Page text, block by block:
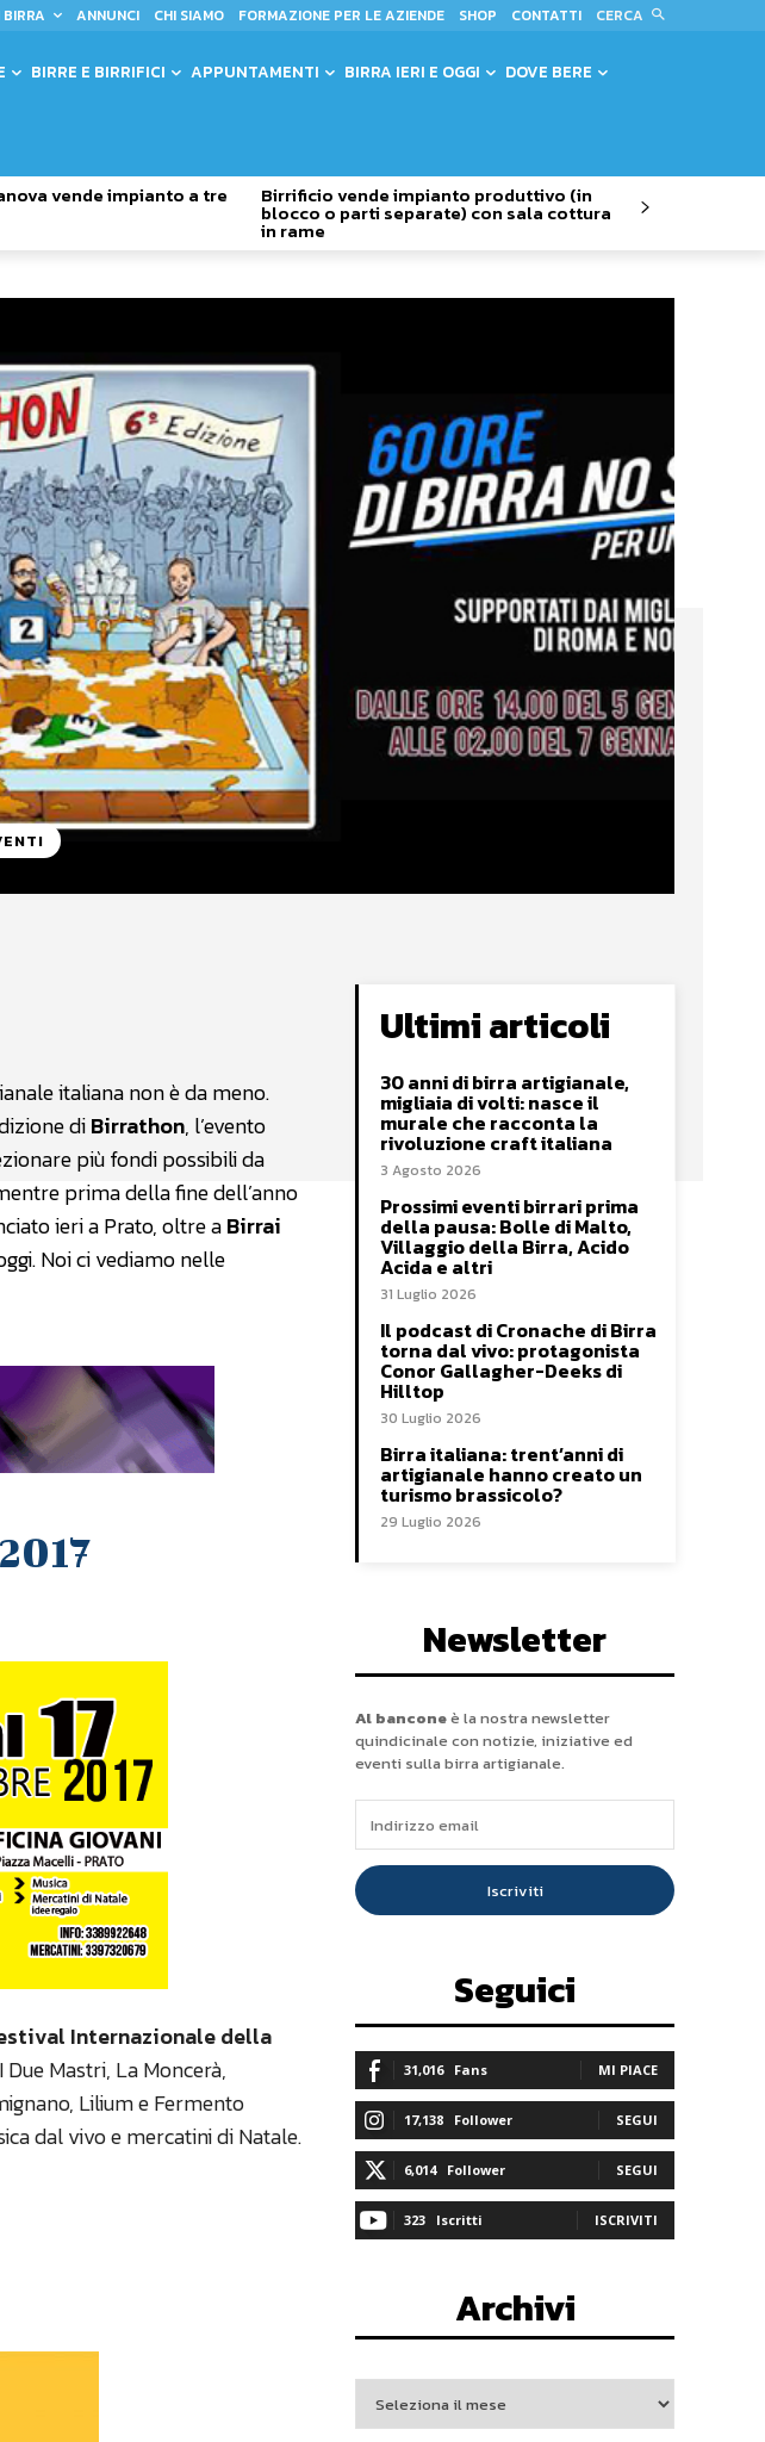
ANNUNCI CHI SIAMO FORMAZIONE PER LE AZIENDE SHOP CONTATTI CERCA
BIRRE E BIRRIFICI APPUNTAMENTI BIRRA IERI E OGGI DOVE BERE
vende impianto a tre Birrificio vende impianto produttivo (in
blocco o parti separate) con sala cottura
in rame
italiana non è da meno.
diBirrathon, l’evento
più fondi possibili da
prima della fine dell’anno
ieri a Prato, oltre aBirrai
Noi ci vediamo nelle
Internazionale della
Mastri, La Moncerà,
Lilium e Fermento
dal vivo e mercatini di Natale.
Ultimi articoli
30 anni di birra artigianale,
migliaia di volti: nasce il
murale che racconta la
rivoluzione craft italiana
3 Agosto 2026
Prossimi eventi birrari prima
della pausa: Bolle di Malto,
Villaggio della Birra, Acido
Acida e altri
31 Luglio 2026
Il podcast di Cronache di Birra
torna dal vivo: protagonista
Conor Gallagher-Deeks di
Hilltop
30 Luglio 2026
Birra italiana: trent’anni di
artigianale hanno creato un
turismo brassicolo?
29 Luglio 2026
Newsletter
Al banconeè la nostra newsletter
quindicinale con notizie, iniziative ed
eventi sulla birra artigianale.
Iscriviti
Seguici
31,016 Fans MI PIACE
17,138 Follower SEGUI
6,014 Follower SEGUI
323 Iscritti ISCRIVITI
Archivi